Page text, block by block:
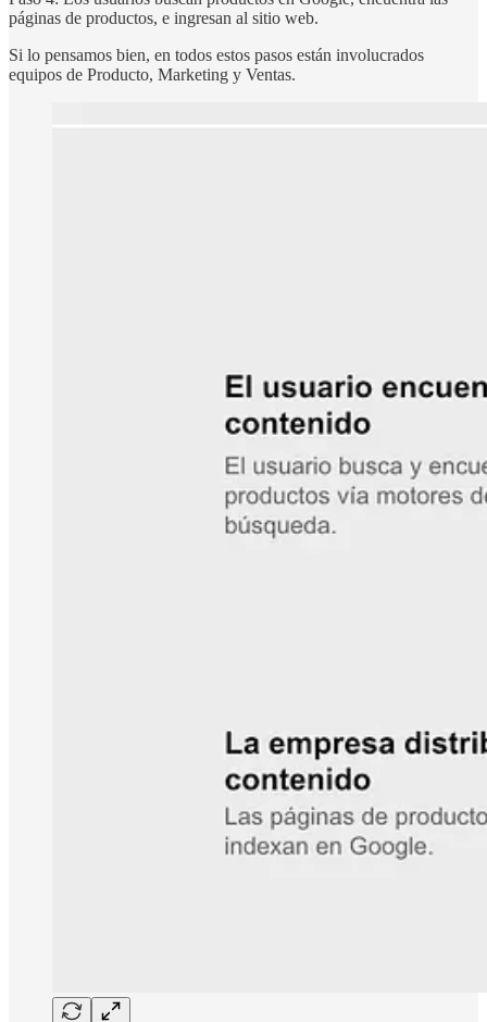
páginas de productos, e ingresan al sitio web.
Si lo pensamos bien, en todos estos pasos están involucrados
equipos de Producto, Marketing y Ventas.